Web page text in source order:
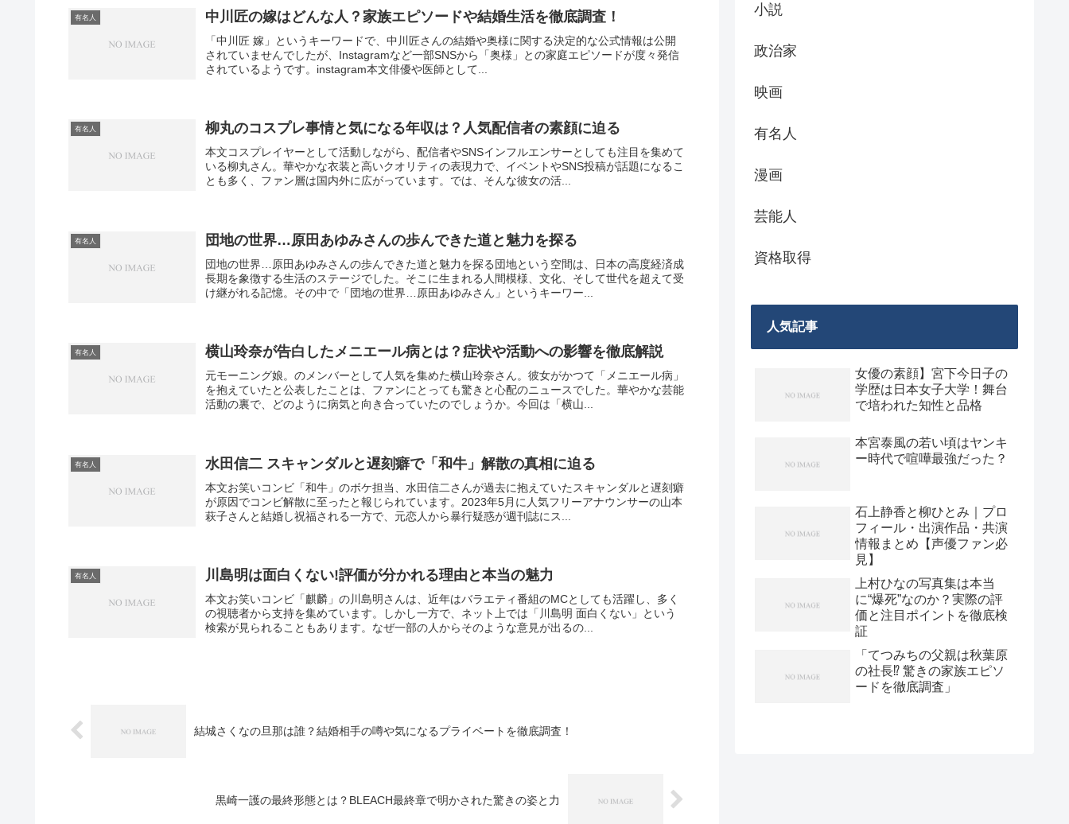
有名人 中川匠の嫁はどんな人？家族エピソードや結婚生活を徹底調査！
「中川匠 嫁」というキーワードで、中川匠さんの結婚や奥様に関する決定的な公式情報は公開
されていませんでしたが、Instagramなど一部SNSから「奥様」との家庭エピソードが度々発信
されているようです。instagram本文俳優や医師として...
有名人 柳丸のコスプレ事情と気になる年収は？人気配信者の素顔に迫る
本文コスプレイヤーとして活動しながら、配信者やSNSインフルエンサーとしても注目を集めて
いる柳丸さん。華やかな衣装と高いクオリティの表現力で、イベントやSNS投稿が話題になるこ
とも多く、ファン層は国内外に広がっています。では、そんな彼女の活...
有名人 団地の世界…原田あゆみさんの歩んできた道と魅力を探る
団地の世界…原田あゆみさんの歩んできた道と魅力を探る団地という空間は、日本の高度経済成
長期を象徴する生活のステージでした。そこに生まれる人間模様、文化、そして世代を超えて受
け継がれる記憶。その中で「団地の世界…原田あゆみさん」というキーワー...
有名人 横山玲奈が告白したメニエール病とは？症状や活動への影響を徹底解説
元モーニング娘。のメンバーとして人気を集めた横山玲奈さん。彼女がかつて「メニエール病」
を抱えていたと公表したことは、ファンにとっても驚きと心配のニュースでした。華やかな芸能
活動の裏で、どのように病気と向き合っていたのでしょうか。今回は「横山...
有名人 水田信二 スキャンダルと遅刻癖で「和牛」解散の真相に迫る
本文お笑いコンビ「和牛」のボケ担当、水田信二さんが過去に抱えていたスキャンダルと遅刻癖
が原因でコンビ解散に至ったと報じられています。2023年5月に人気フリーアナウンサーの山本
萩子さんと結婚し祝福される一方で、元恋人から暴行疑惑が週刊誌にス...
有名人 川島明は面白くない!評価が分かれる理由と本当の魅力
本文お笑いコンビ「麒麟」の川島明さんは、近年はバラエティ番組のMCとしても活躍し、多く
の視聴者から支持を集めています。しかし一方で、ネット上では「川島明 面白くない」という
検索が見られることもあります。なぜ一部の人からそのような意見が出るの...
結城さくなの旦那は誰？結婚相手の噂や気になるプライベートを徹底調査！
黒崎一護の最終形態とは？BLEACH最終章で明かされた驚きの姿と力
小説
政治家
映画
有名人
漫画
芸能人
資格取得
人気記事
女優の素顔】宮下今日子の
学歴は日本女子大学！舞台
で培われた知性と品格
本宮泰風の若い頃はヤンキ
ー時代で喧嘩最強だった？
石上静香と柳ひとみ｜プロ
フィール・出演作品・共演
情報まとめ【声優ファン必
見】
上村ひなの写真集は本当
に“爆死”なのか？実際の評
価と注目ポイントを徹底検
証
「てつみちの父親は秋葉原
の社長⁉ 驚きの家族エピソ
ードを徹底調査」